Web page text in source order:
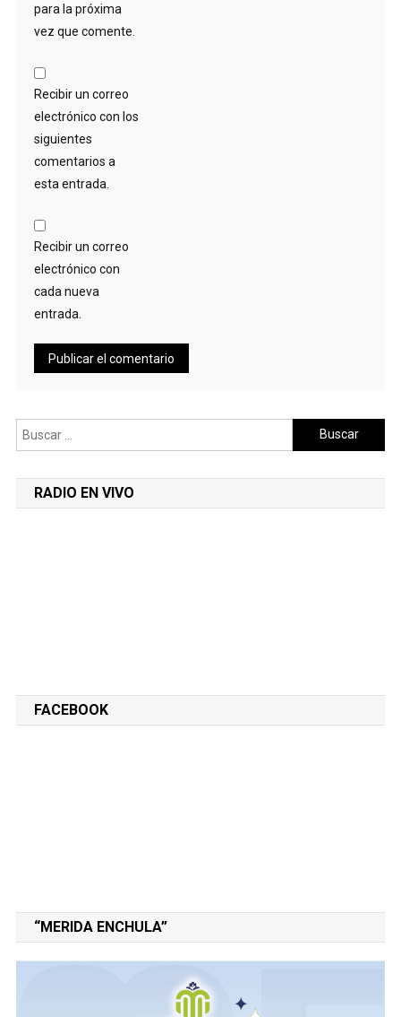
para la próxima
vez que comente.
Recibir un correo
electrónico con los
siguientes
comentarios a
esta entrada.
Recibir un correo
electrónico con
cada nueva
entrada.
Buscar:
RADIO EN VIVO
FACEBOOK
“MERIDA ENCHULA”